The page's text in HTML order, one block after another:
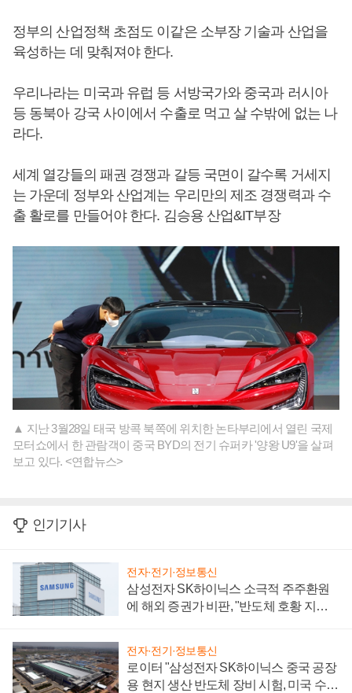
정부의 산업정책 초점도 이같은 소부장 기술과 산업을
육성하는 데 맞춰져야 한다.
우리나라는 미국과 유럽 등 서방국가와 중국과 러시아
등 동북아 강국 사이에서 수출로 먹고 살 수밖에 없는 나
라다.
세계 열강들의 패권 경쟁과 갈등 국면이 갈수록 거세지
는 가운데 정부와 산업계는 우리만의 제조 경쟁력과 수
출 활로를 만들어야 한다. 김승용 산업&IT부장
▲ 지난 3월28일 태국 방콕 북쪽에 위치한 논타부리에서 열린 국제
모터쇼에서 한 관람객이 중국 BYD의 전기 슈퍼카 '양왕 U9'을 살펴
보고 있다. <연합뉴스>
인기기사
전자·전기·정보통신
삼성전자 SK하이닉스 소극적 주주환원
에 해외 증권가 비판, "반도체 호황 지속
전자·전기·정보통신
로이터 "삼성전자 SK하이닉스 중국 공장
용 현지 생산 반도체 장비 시험, 미국 수출